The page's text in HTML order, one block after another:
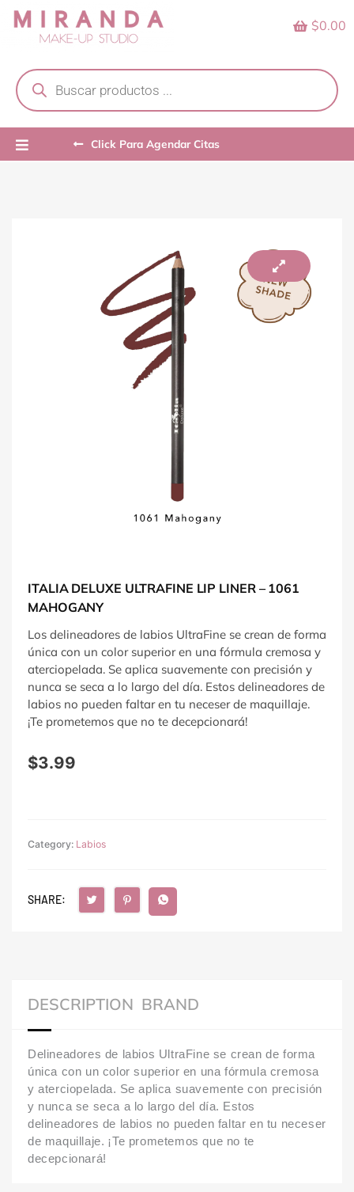
Skip
search
$0.00
Click Para Agendar Citas
ITALIA DELUXE ULTRAFINE LIP LINER – 1061
MAHOGANY
Los delineadores de labios UltraFine se crean de forma
única con un color superior en una fórmula cremosa y
aterciopelada. Se aplica suavemente con precisión y
nunca se seca a lo largo del día. Estos delineadores de
labios no pueden faltar en tu neceser de maquillaje.
¡Te prometemos que no te decepcionará!
$3.99
Category: Labios
SHARE:
DESCRIPTION BRAND
Delineadores de labios UltraFine se crean de forma
única con un color superior en una fórmula cremosa
y aterciopelada. Se aplica suavemente con precisión
y nunca se seca a lo largo del día. Estos
delineadores de labios no pueden faltar en tu neceser
de maquillaje. ¡Te prometemos que no te
decepcionará!